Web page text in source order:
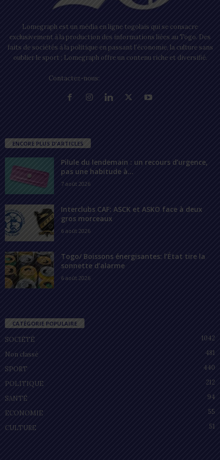
Lomegraph est un média en ligne togolais qui se consacre
exclusivement à la production des informations liées au Togo. Des
faits de sociétés à la politique en passant l’économie, la culture sans
oublier le sport ; Lomegraph offre un contenu riche et diversifié.
Contactez-nous:
ENCORE PLUS D'ARTICLES
Pilule du lendemain : un recours d’urgence,
pas une habitude à...
7 août 2026
Interclubs CAF: ASCK et ASKO face à deux
gros morceaux
6 août 2026
Togo/ Boissons énergisantes: l’État tire la
sonnette d’alarme
6 août 2026
CATÉGORIE POPULAIRE
SOCIÉTÉ
1042
Non classé
481
SPORT
440
POLITIQUE
212
SANTÉ
94
ECONOMIE
55
CULTURE
51